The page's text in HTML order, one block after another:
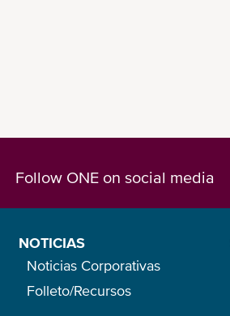
Follow ONE on social media
NOTICIAS
Noticias Corporativas
Folleto/Recursos